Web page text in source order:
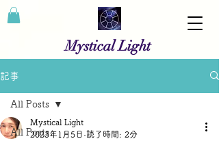
Mystical Light
記事
All Posts
All Posts
Mystical Light
2023年1月5日 読了時間: 2分